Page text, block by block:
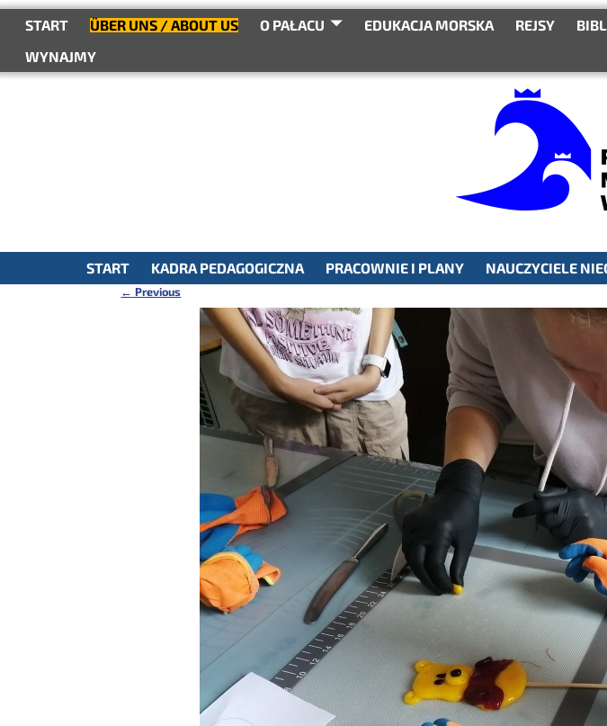
treściSTART ÜBER UNS / ABOUT US O PAŁACU EDUKACJA MORSKA REJSY
WYNAJMY
START
KADRA PEDAGOGICZNA PRACOWNIE I PLANY NAUCZYCIELE
Nawigacja
← Previous